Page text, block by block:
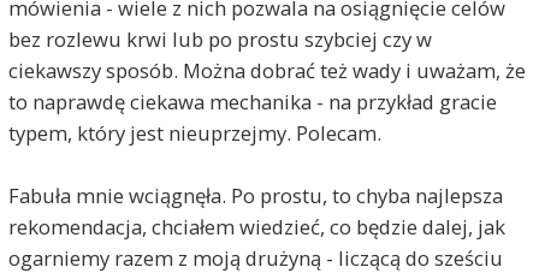
mówienia - wiele z nich pozwala na osiągnięcie celów
bez rozlewu krwi lub po prostu szybciej czy w
ciekawszy sposób. Można dobrać też wady i uważam, że
to naprawdę ciekawa mechanika - na przykład gracie
typem, który jest nieuprzejmy. Polecam.
Fabuła mnie wciągnęła. Po prostu, to chyba najlepsza
rekomendacja, chciałem wiedzieć, co będzie dalej, jak
ogarniemy razem z moją drużyną - liczącą do sześciu